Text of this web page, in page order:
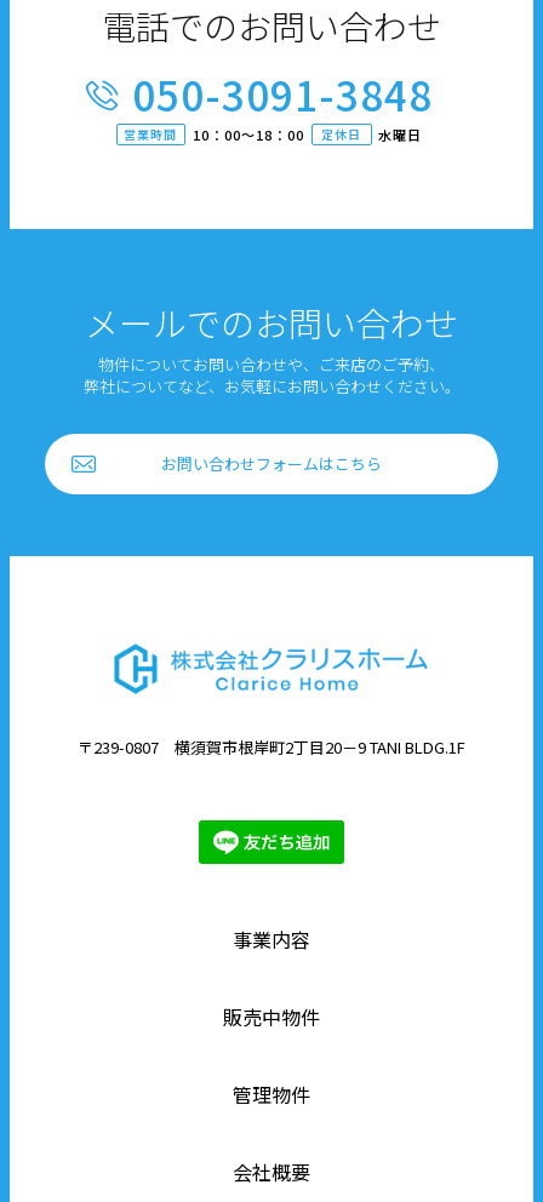
電話でのお問い合わせ
050-3091-3848
営業時間 10：00〜18：00 定休日 水曜日
メールでのお問い合わせ
物件についてお問い合わせや、ご来店のご予約、
弊社についてなど、お気軽にお問い合わせください。
お問い合わせフォームはこちら
〒239-0807 横須賀市根岸町2丁目20－9 TANI BLDG.1F
事業内容
販売中物件
管理物件
会社概要